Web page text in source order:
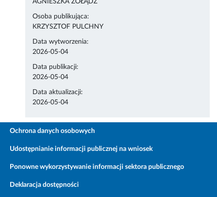
AGNIESZKA ŻOŁĄDŹ
Osoba publikująca:
KRZYSZTOF PULCHNY
Data wytworzenia:
2026-05-04
Data publikacji:
2026-05-04
Data aktualizacji:
2026-05-04
Ochrona danych osobowych
Udostępnianie informacji publicznej na wniosek
Ponowne wykorzystywanie informacji sektora publicznego
Deklaracja dostępności